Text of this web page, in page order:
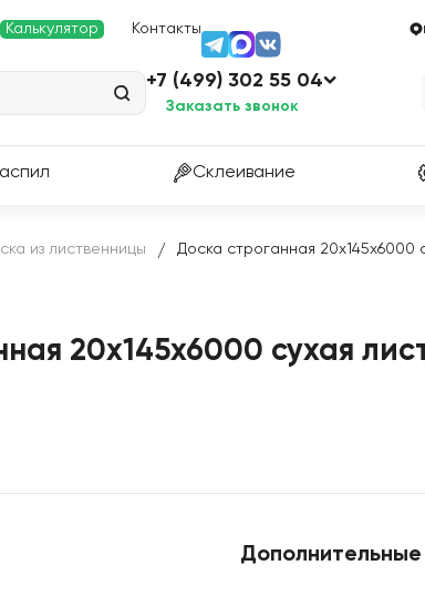
Калькулятор Контакты
+7 (499) 302 55 04
Заказать звонок
Склеивание
из лиственницы / Доска строганная 20х145х6000
20х145х6000 сухая
Дополнительные